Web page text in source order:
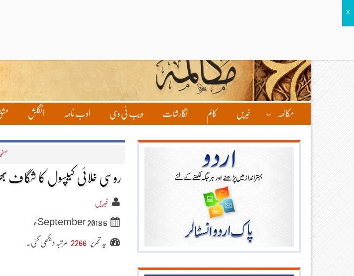
مکالمہ خبریں کالم نگارشات ویب ٹی وی ادب نامہ انگلش
روسی خلائی کیپسول کا شگاف بھر
خبریں
6 September 2018ء
یہ تحریر 2266 مرتبہ دیکھی گئی۔